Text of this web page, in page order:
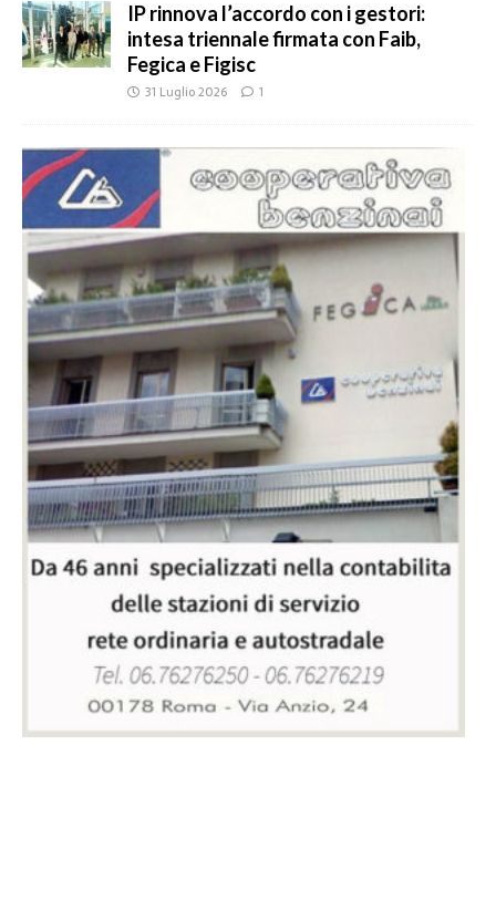
IP rinnova l’accordo con i gestori:
intesa triennale firmata con Faib,
Fegica e Figisc
31 Luglio 2026 1